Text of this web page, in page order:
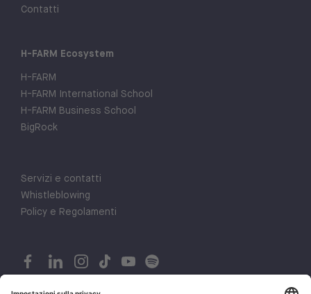
Contatti
H-FARM Ecosystem
H-FARM
H-FARM International School
H-FARM Business School
BigRock
Servizi e contatti
Whistleblowing
Policy e Regolamenti